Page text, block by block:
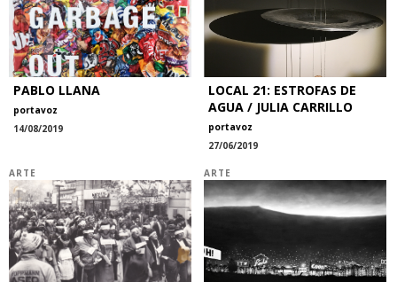
COLABORADORES
PABLO LLANA
portavoz
14/08/2019
LOCAL 21: ESTROFAS DE
AGUA / JULIA CARRILLO
portavoz
27/06/2019
ARTE ARTE